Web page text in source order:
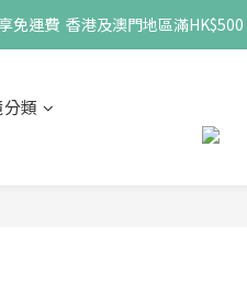
免運費  香港及澳門地區滿
類